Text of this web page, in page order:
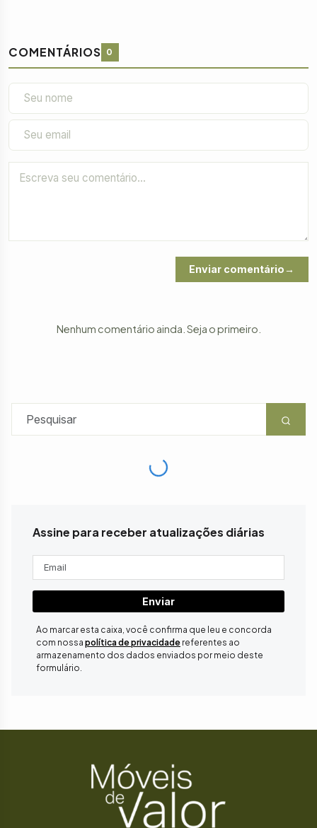
COMENTÁRIOS 0
Enviar comentário
Nenhum comentário ainda. Seja o primeiro.
Assine para receber atualizações diárias
Enviar
Ao marcar esta caixa, você confirma que leu e concorda
com nossa política de privacidade referentes ao
armazenamento dos dados enviados por meio deste
formulário.